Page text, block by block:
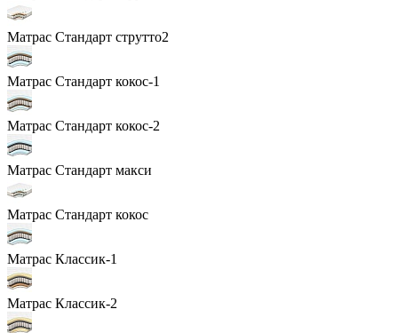
Матрас Стандарт струтто2
Матрас Стандарт кокос-1
Матрас Стандарт кокос-2
Матрас Стандарт макси
Матрас Стандарт кокос
Матрас Классик-1
Матрас Классик-2